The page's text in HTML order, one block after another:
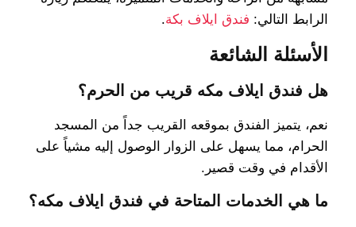
الرابط التالي: فندق ايلاف بكة.
الأسئلة الشائعة
هل فندق ايلاف مكه قريب من الحرم؟
نعم، يتميز الفندق بموقعه القريب جداً من المسجد
الحرام، مما يسهل على الزوار الوصول إليه مشياً على
الأقدام في وقت قصير.
ما هي الخدمات المتاحة في فندق ايلاف مكه؟